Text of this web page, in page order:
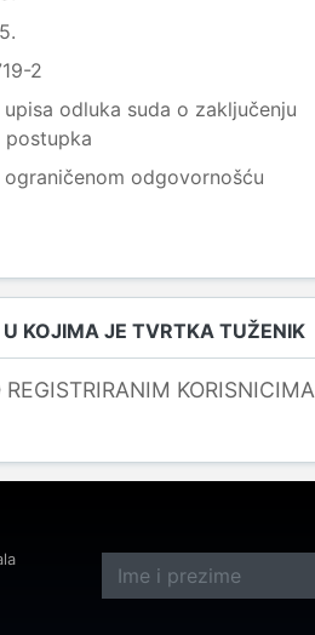
2
odluka suda o zaključenju
postupka
odgovornošću
KOJIMA JE TVRTKA TUŽENIK
KORISNICIMA